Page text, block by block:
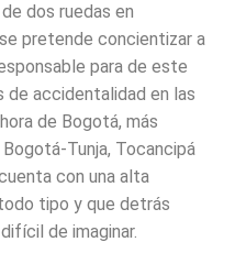
dos ruedas en
pretende concientizar a
para de este
de accidentalidad en las
de Bogotá, más
Tunja, Tocancipá
con una alta
tipo y que detrás
de imaginar.